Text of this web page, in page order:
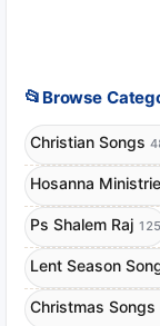
📂 Browse
Christian Songs
Hosanna
Ps Shalem Raj 125
Lent Season
Christmas Songs